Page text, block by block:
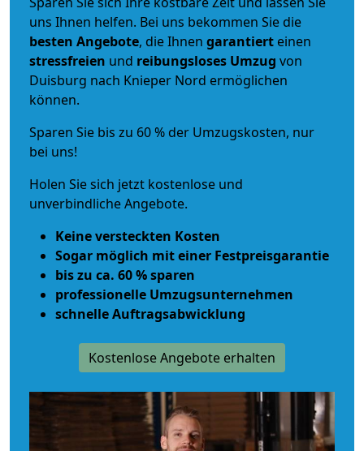
uns Ihnen helfen. Bei uns bekommen Sie die
besten Angebote, die Ihnen garantiert einen
stressfreien und reibungsloses Umzug von
Duisburg nach Knieper Nord ermöglichen
können.
Sparen Sie bis zu 60 % der Umzugskosten, nur
bei uns!
Holen Sie sich jetzt kostenlose und
unverbindliche Angebote.
Keine versteckten Kosten
Sogar möglich mit einer Festpreisgarantie
bis zu ca. 60 % sparen
professionelle Umzugsunternehmen
schnelle Auftragsabwicklung
Kostenlose Angebote erhalten